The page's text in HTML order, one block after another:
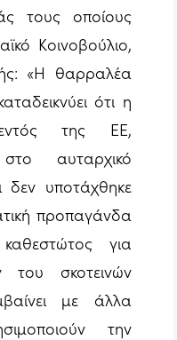
τους οποίους
Κοινοβούλιο,
«Η θαρραλέα
ότι η
της ΕΕ,
αυταρχικό
δεν υποτάχθηκε
προπαγάνδα
για
σκοτεινών
με άλλα
την